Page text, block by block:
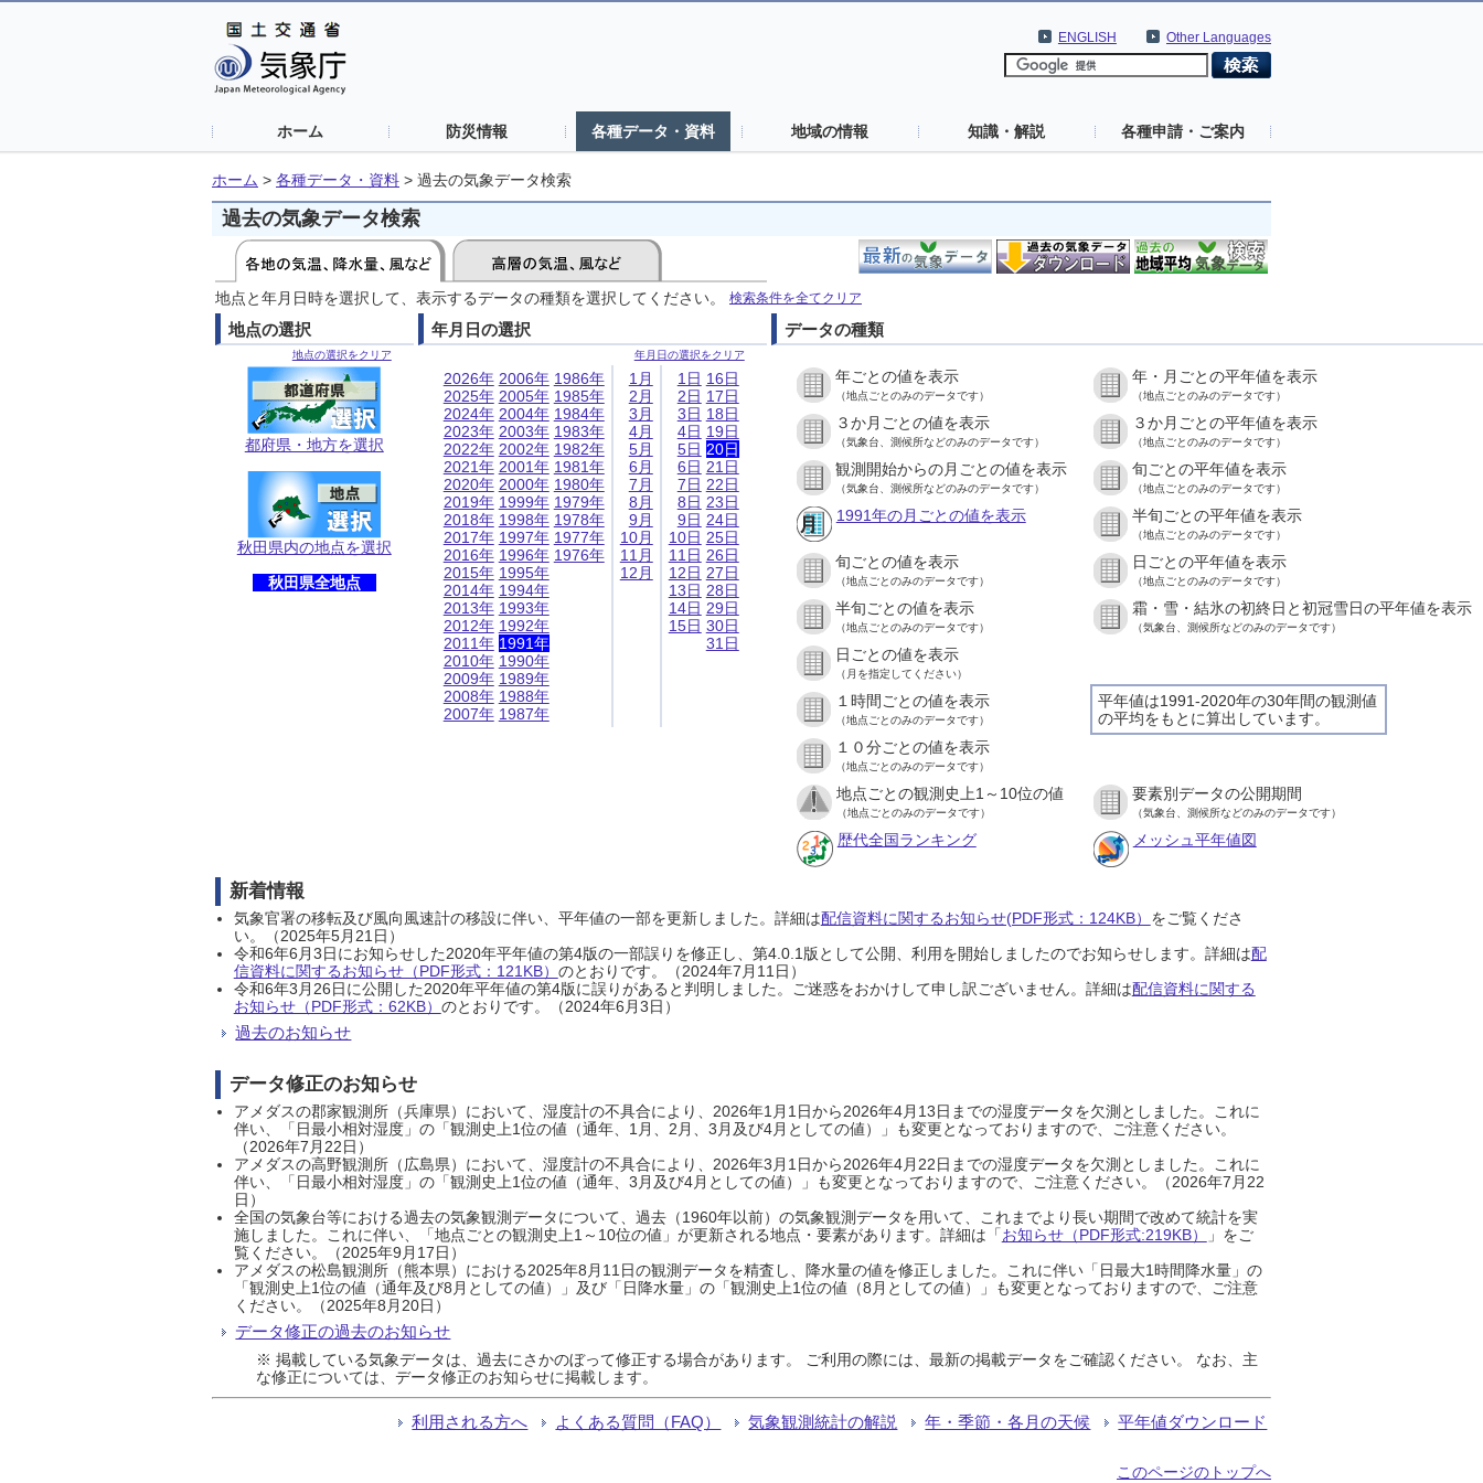
Other Languages
ENGLISH
ホーム 防災情報 各種データ・資料 地域の情報 知識・解説 各種申請・ご案内
ホーム > 各種データ・資料 > 過去の気象データ検索
過去の気象データ検索
地点と年月日時を選択して、表示するデータの種類を選択してください。 検索条件を全てクリア
地点の選択
地点の選択をクリア
都府県・地方を選択
秋田県内の地点を選択
秋田県全地点
年月日の選択
年月日の選択をクリア
2026年
2025年
2024年
2023年
2022年
2021年
2020年
2019年
2018年
2017年
2016年
2015年
2014年
2013年
2012年
2011年
2010年
2009年
2008年
2007年
2006年
2005年
2004年
2003年
2002年
2001年
2000年
1999年
1998年
1997年
1996年
1995年
1994年
1993年
1992年
1991年
1990年
1989年
1988年
1987年
1986年
1985年
1984年
1983年
1982年
1981年
1980年
1979年
1978年
1977年
1976年
1月
2月
3月
4月
5月
6月
7月
8月
9月
10月
11月
12月
1日
2日
3日
4日
5日
6日
7日
8日
9日
10日
11日
12日
13日
14日
15日
16日
17日
18日
19日
20日
21日
22日
23日
24日
25日
26日
27日
28日
29日
30日
31日
データの種類
年ごとの値を表示
（地点ごとのみのデータです）
年・月ごとの平年値を表示
（地点ごとのみのデータです）
３か月ごとの値を表示
（気象台、測候所などのみのデータです）
３か月ごとの平年値を表示
（地点ごとのみのデータです）
観測開始からの月ごとの値を表示
（気象台、測候所などのみのデータです）
旬ごとの平年値を表示
（地点ごとのみのデータです）
1991年の月ごとの値を表示 半旬ごとの平年値を表示
（地点ごとのみのデータです）
旬ごとの値を表示
（地点ごとのみのデータです）
日ごとの平年値を表示
（地点ごとのみのデータです）
半旬ごとの値を表示
（地点ごとのみのデータです）
霜・雪・結氷の初終日と初冠雪日の平年値を表示
（気象台、測候所などのみのデータです）
日ごとの値を表示
（月を指定してください）
平年値は1991-2020年の30年間の観測値
の平均をもとに算出しています。
１時間ごとの値を表示
（地点ごとのみのデータです）
１０分ごとの値を表示
（地点ごとのみのデータです）
地点ごとの観測史上1～10位の値
（地点ごとのみのデータです）
要素別データの公開期間
（気象台、測候所などのみのデータです）
歴代全国ランキング メッシュ平年値図
新着情報
気象官署の移転及び風向風速計の移設に伴い、平年値の一部を更新しました。詳細は配信資料に関するお知らせ(PDF形式：124KB） をご覧くださ
い。（2025年5月21日）
令和6年6月3日にお知らせした2020年平年値の第4版の一部誤りを修正し、第4.0.1版として公開、利用を開始しましたのでお知らせします。詳細は配
信資料に関するお知らせ（PDF形式：121KB） のとおりです。（2024年7月11日）
令和6年3月26日に公開した2020年平年値の第4版に誤りがあると判明しました。ご迷惑をおかけして申し訳ございません。詳細は配信資料に関する
お知らせ（PDF形式：62KB） のとおりです。（2024年6月3日）
過去のお知らせ
データ修正のお知らせ
アメダスの郡家観測所（兵庫県）において、湿度計の不具合により、2026年1月1日から2026年4月13日までの湿度データを欠測としました。これに
伴い、「日最小相対湿度」の「観測史上1位の値（通年、1月、2月、3月及び4月としての値）」も変更となっておりますので、ご注意ください。
（2026年7月22日）
アメダスの高野観測所（広島県）において、湿度計の不具合により、2026年3月1日から2026年4月22日までの湿度データを欠測としました。これに
伴い、「日最小相対湿度」の「観測史上1位の値（通年、3月及び4月としての値）」も変更となっておりますので、ご注意ください。（2026年7月22
日）
全国の気象台等における過去の気象観測データについて、過去（1960年以前）の気象観測データを用いて、これまでより長い期間で改めて統計を実
施しました。これに伴い、「地点ごとの観測史上1～10位の値」が更新される地点・要素があります。詳細は「お知らせ（PDF形式:219KB）
」をご
覧ください。（2025年9月17日）
アメダスの松島観測所（熊本県）における2025年8月11日の観測データを精査し、降水量の値を修正しました。これに伴い「日最大1時間降水量」の
「観測史上1位の値（通年及び8月としての値）」及び「日降水量」の「観測史上1位の値（8月としての値）」も変更となっておりますので、ご注意
ください。（2025年8月20日）
データ修正の過去のお知らせ
※ 掲載している気象データは、過去にさかのぼって修正する場合があります。 ご利用の際には、最新の掲載データをご確認ください。 なお、主
な修正については、データ修正のお知らせに掲載します。
利用される方へ よくある質問（FAQ） 気象観測統計の解説 年・季節・各月の天候 平年値ダウンロード
このページのトップへ